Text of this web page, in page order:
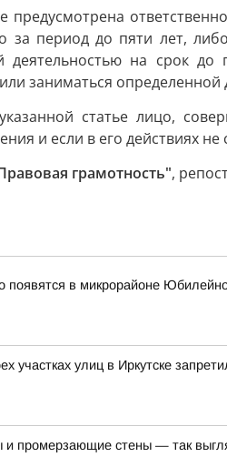
предусмотрена
за период до пяти лет,
деятельностью на срок
заниматься определенной
статье лицо,
и если в его действиях
грамотность",
появятся в микрорайоне
участках улиц в Иркутске
и промерзающие стены — так